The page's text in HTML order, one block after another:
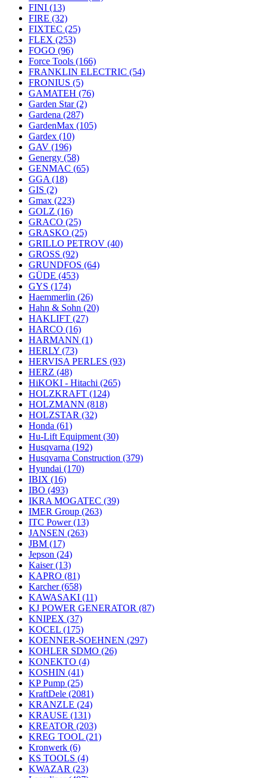
FINI (13)
FIRE (32)
FIXTEC (25)
FLEX (253)
FOGO (96)
Force Tools (166)
FRANKLIN ELECTRIC (54)
FRONIUS (5)
GAMATEH (76)
Garden Star(2)
Gardena (287)
GardenMax (105)
Gardex (10)
GAV (196)
Genergy (58)
GENMAC (65)
GGA (18)
GIS (2)
Gmax (223)
GOLZ (16)
GRACO (25)
GRASKO (25)
GRILLO PETROV (40)
GROSS (92)
GRUNDFOS (64)
GÜDE (453)
GYS (174)
Haemmerlin (26)
Hahn & Sohn (20)
HAKLIFT (27)
HARCO (16)
HARMANN (1)
HERLY (73)
HERVISA PERLES (93)
HERZ (48)
HiKOKI - Hitachi (265)
HOLZKRAFT (124)
HOLZMANN (818)
HOLZSTAR (32)
Honda (61)
Hu-Lift Equipment (30)
Husqvarna (192)
Husqvarna Construction (379)
Hyundai (170)
IBIX (16)
IBO (493)
IKRA MOGATEC (39)
IMER Group (263)
ITC Power(13)
JANSEN (263)
JBM (17)
Jepson (24)
Kaiser(13)
KAPRO (81)
Karcher(658)
KAWASAKI (11)
KJ POWER GENERATOR (87)
KNIPEX (37)
KOCEL (175)
KOENNER-SOEHNEN (297)
KOHLER SDMO (26)
KONEKTO (4)
KOSHIN (41)
KP Pump (25)
KraftDele (2081)
KRANZLE (24)
KRAUSE (131)
KREATOR (203)
KREG TOOL (21)
Kronwerk (6)
KS TOOLS (4)
KWAZAR (23)